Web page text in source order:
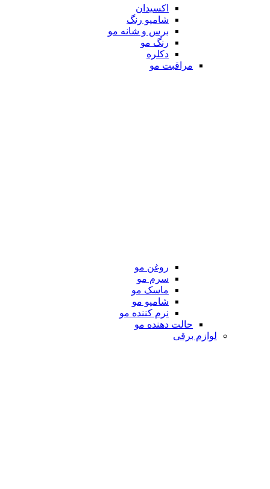
اکسیدان
شامپو رنگ
برس و شانه مو
رنگ مو
دکلره
مراقبت مو
روغن مو
سرم مو
ماسک مو
شامپو مو
نرم کننده مو
حالت دهنده مو
لوازم برقی